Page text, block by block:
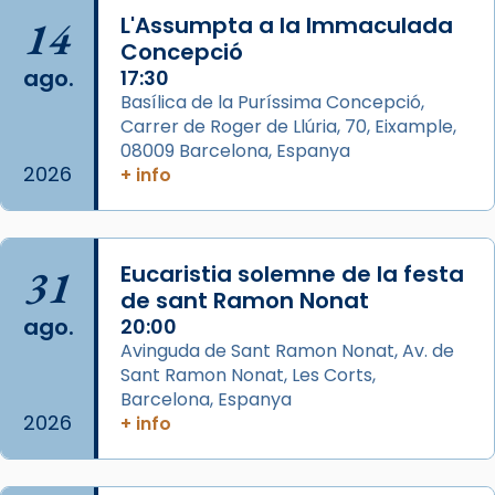
de Barcelona.
2 weeks ago
Aquest dilluns, 27 de juliol, ha tingut lloc la
missa d’acció de gràcies en agraïment al
comitè organitzador de la visita apostòlica
del Sant Pare Lleó XIV a Barcelona, i als
L’arquebisbe de Barcelona, el cardenal Joan
Josep Omella, ha presidit la missa i l’ha
concelebrat el bisbe auxiliar de Barcelona,
Mons. David Abadías.
📸 Dr. G. Simón
View on Facebook ·
Arquebisbat de Barcelona
14
ago.
2026
L'Assumpta a la Immaculada
Concepció
17:30
Basílica de la Puríssima Concepció,
Carrer de Roger de Llúria, 70, Eixample,
08009 Barcelona, Espanya
+ info
31
ago.
2026
Eucaristia solemne de la festa
de sant Ramon Nonat
20:00
Avinguda de Sant Ramon Nonat, Av. de
Sant Ramon Nonat, Les Corts,
Barcelona, Espanya
+ info